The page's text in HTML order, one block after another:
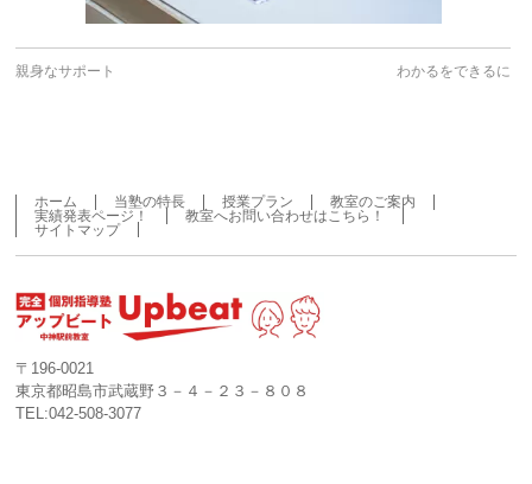
親身なサポート わかるをできるに
ホーム 当塾の特長 授業プラン
教室のご案内
実績発表ページ！
教室へお問い合わせはこちら！
サイトマップ
〒196-0021
東京都昭島市武蔵野３－４－２３－８０８
TEL:042-508-3077